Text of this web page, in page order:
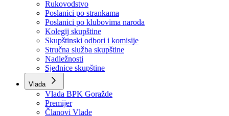
Skupština
Skupština BPK Goražde
Rukovodstvo
Poslanici po strankama
Poslanici po klubovima naroda
Kolegij skupštine
Skupštinski odbori i komisije
Stručna služba skupštine
Nadležnosti
Sjednice skupštine
Vlada